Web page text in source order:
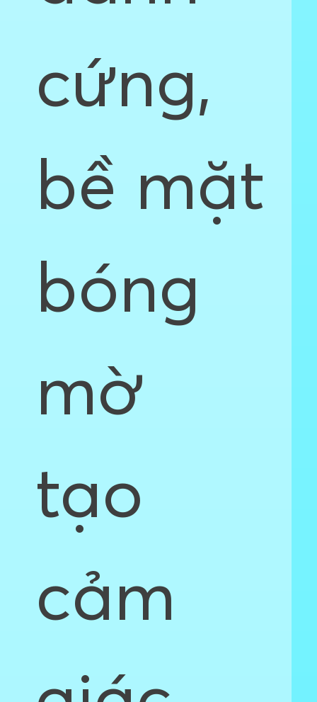
cứng,
bề mặt
bóng
mờ
tạo
cảm